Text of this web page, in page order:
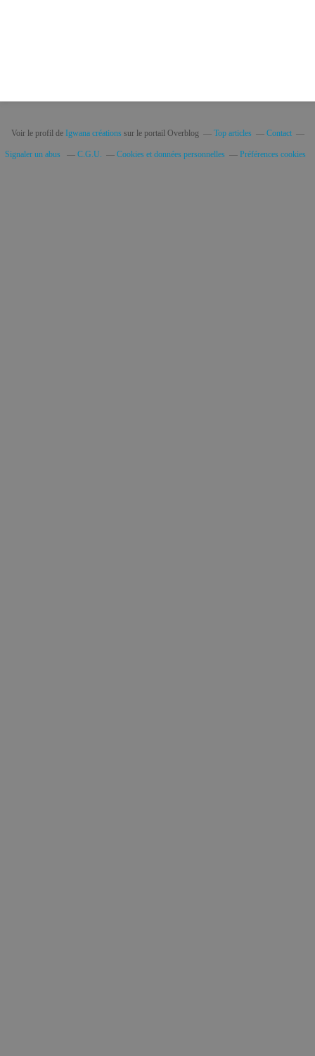
Voir le profil de Igwana créationssur le portail Overblog Top articles Contact
Signaler un abus C.G.U. Cookies et données personnelles Préférences cookies